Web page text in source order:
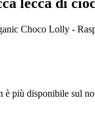
Choco Lolly -
è più disponibile sul